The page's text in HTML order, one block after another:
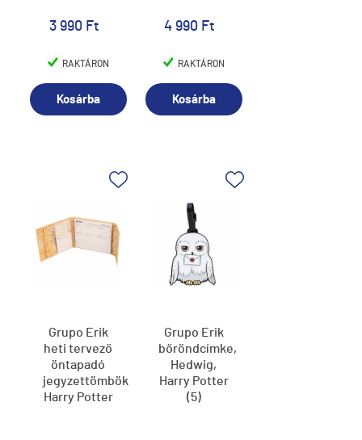
3 990 Ft
RAKTÁRON
Kosárba
4 990 Ft
RAKTÁRON
Kosárba
Grupo Erik
heti tervező
öntapadó
jegyzettömbökkel,
Harry Potter
Grupo Erik
bőröndcímke,
Hedwig,
Harry Potter
(5)